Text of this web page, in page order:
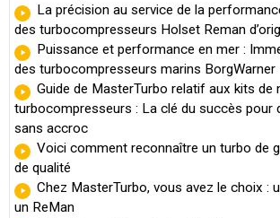
La précision au service de la
des turbocompresseurs Holset Reman
Puissance et performance en mer :
des turbocompresseurs marins BorgWarner
Guide de MasterTurbo relatif aux kits de
turbocompresseurs : La clé du succès pour
sans accroc
Voici comment reconnaître un turbo de
de qualité
Chez MasterTurbo, vous avez le choix :
un ReMan